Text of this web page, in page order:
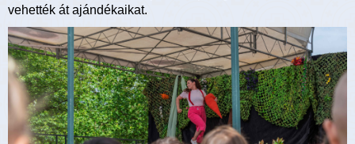
vehették át ajándékaikat.